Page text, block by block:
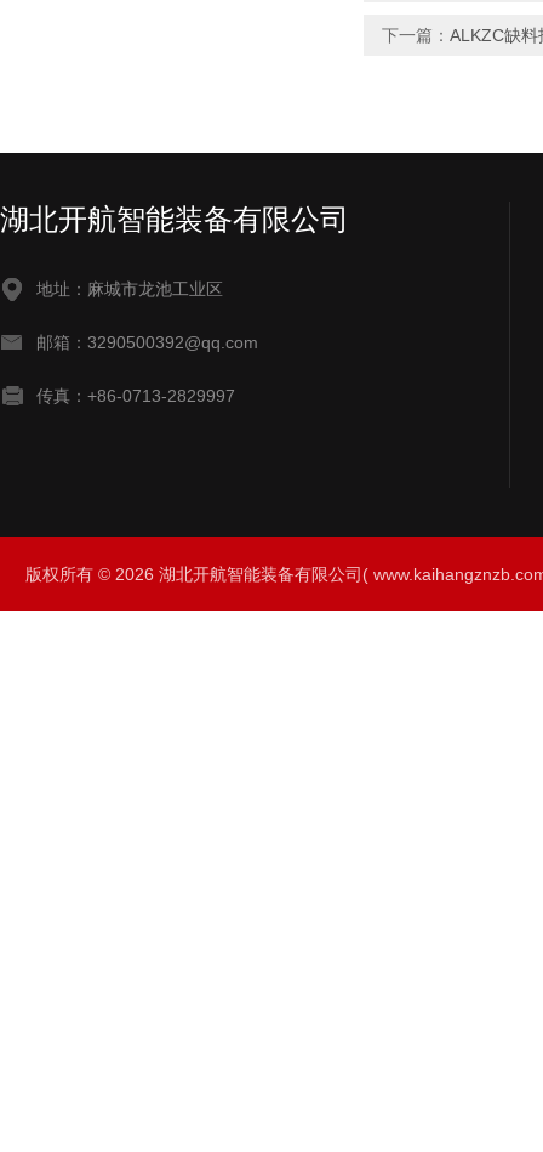
下一篇： ALKZC缺
湖北开航智能装备有限公司
地址：麻城市龙池工业区
邮箱：3290500392@qq.com
传真：+86-0713-2829997
版权所有 © 2026 湖北开航智能装备有限公司(